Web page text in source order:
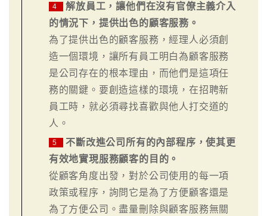
4
解放員工，讓他們在沒有官僚主義介入
的情況下，提供出色的顧客服務。
為了提供出色的顧客服務，經理人必須創
造一個環境，讓所有員工明白為顧客服務
是公司存在的根本理由，而他們是這項任
務的關鍵。要創造這樣的環境，在招聘新
員工時，就必須尋找喜歡與他人打交道的
人。
5
不斷改進公司所有的內部程序，使其更
有效地實現服務顧客的目的。
從顧客角度出發，對於公司使用的每一項
政策或程序，詢問它是為了方便顧客還是
為了方便公司。盡量刪除與顧客服務無關